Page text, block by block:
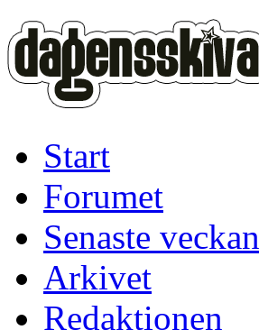
Start
Forumet
Senaste veckan
Arkivet
Redaktionen